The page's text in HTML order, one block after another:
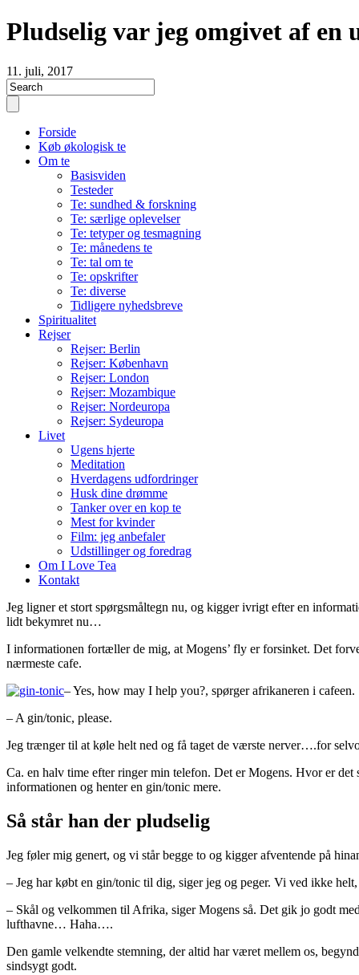
Pludselig var jeg omgivet af en
11. juli, 2017
Forside
Køb økologisk te
Om te
Basisviden
Testeder
Te: sundhed & forskning
Te: særlige oplevelser
Te: tetyper og tesmagning
Te: månedens te
Te: tal om te
Te: opskrifter
Te: diverse
Tidligere nyhedsbreve
Spiritualitet
Rejser
Rejser: Berlin
Rejser: København
Rejser: London
Rejser: Mozambique
Rejser: Nordeuropa
Rejser: Sydeuropa
Livet
Ugens hjerte
Meditation
Hverdagens udfordringer
Husk dine drømme
Tanker over en kop te
Mest for kvinder
Film: jeg anbefaler
Udstillinger og foredrag
Om I Love Tea
Kontakt
Jeg ligner et stort spørgsmåltegn nu, og kigger ivrigt efter en
lidt bekymret nu…
I informationen fortæller de mig, at Mogens’ fly er forsinket. Det
nærmeste cafe.
– Yes, how may I help you?, spørger afrikaneren i cafeen.
– A gin/tonic, please.
Jeg trænger til at køle helt ned og få taget de værste nerver….for
Ca. en halv time efter ringer min telefon. Det er Mogens. Hvor er
informationen og henter en gin/tonic mere.
Så står han der pludselig
Jeg føler mig genert, og vi står begge to og kigger afventende på
– Jeg har købt en gin/tonic til dig, siger jeg og peger. Vi ved ikke
– Skål og velkommen til Afrika, siger Mogens så. Det gik jo godt
lufthavne… Haha….
Den gamle velkendte stemning, der altid har været mellem os,
sindsygt godt.